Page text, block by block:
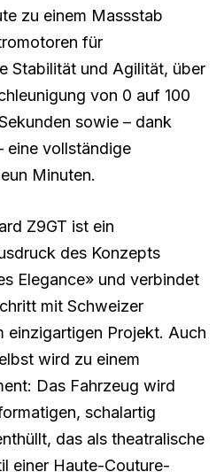
zu einem Massstab
für
Stabilität und Agilität, über
von 0 auf 100
sowie – dank
eine vollständige
Minuten.
Z9GT ist ein
des Konzepts
Elegance» und verbindet
mit Schweizer
einzigartigen Projekt. Auch
wird zu einem
Das Fahrzeug wird
schalartig
das als theatralische
einer Haute-Couture-